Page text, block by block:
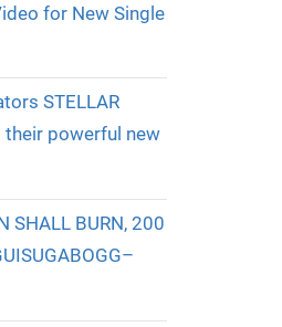
for New Single
STELLAR
their powerful new
SHALL BURN, 200